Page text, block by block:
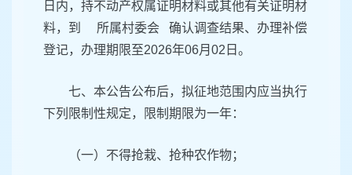
日内，持不动产权属证明材料或其他有关证明材
料，到 所属村委会 确认调查结果、办理补偿
登记，办理期限至2026年06月02日。
七、本公告公布后，拟征地范围内应当执行
下列限制性规定，限制期限为一年：
（一）不得抢栽、抢种农作物；